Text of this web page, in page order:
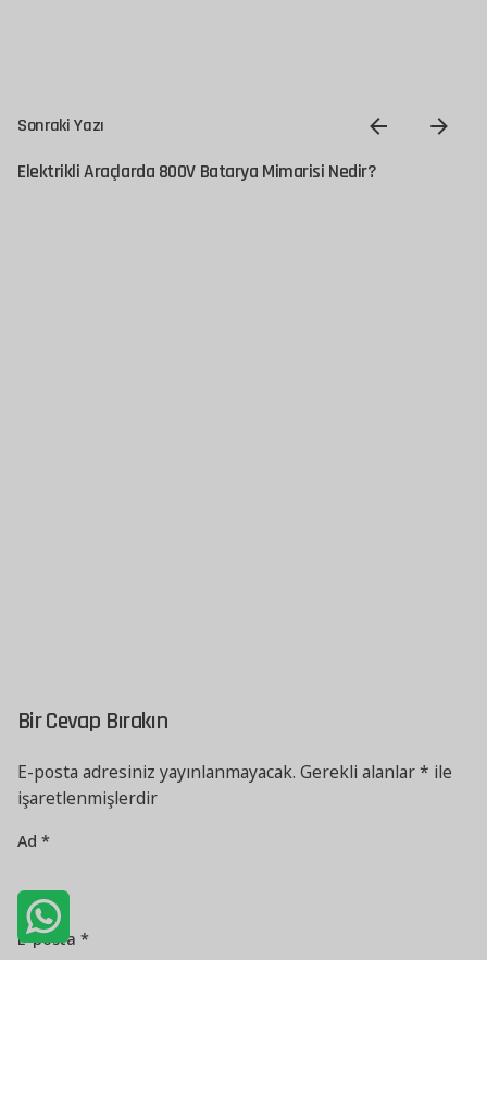
Sonraki Yazı
Elektrikli Araçlarda 800V Batarya Mimarisi Nedir?
Bir Cevap Bırakın
E-posta adresiniz yayınlanmayacak. Gerekli alanlar* ile
işaretlenmişlerdir
Ad *
E-posta *